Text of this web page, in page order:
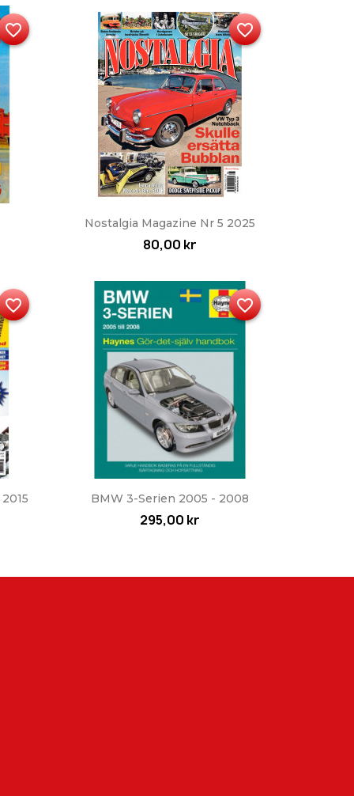
favorite_border
Snabbvy
Nostalgia Magazine Nr 5 2025
80,00 kr
favorite_border
favorite_border
Snabbvy
BMW 3-Serien 2005 - 2008
295,00 kr
favorite_border